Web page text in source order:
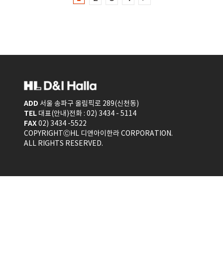
ADD 서울 송파구 올림픽로 289(신천동)
TEL 대표(안내)전화 : 02) 3434 - 5114
FAX02) 3434 -5522
COPYRIGHTⒸHL 디앤아이한라 CORPORATION.
ALL RIGHTS RESERVED.